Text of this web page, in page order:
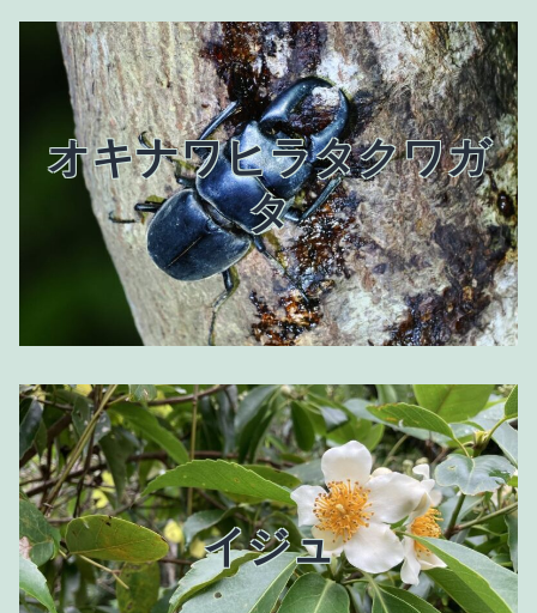
オキナワヒラタクワガ
タ
イジュ